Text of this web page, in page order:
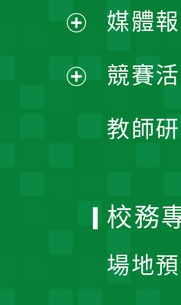
媒體
競賽
教師
開
校務
場地